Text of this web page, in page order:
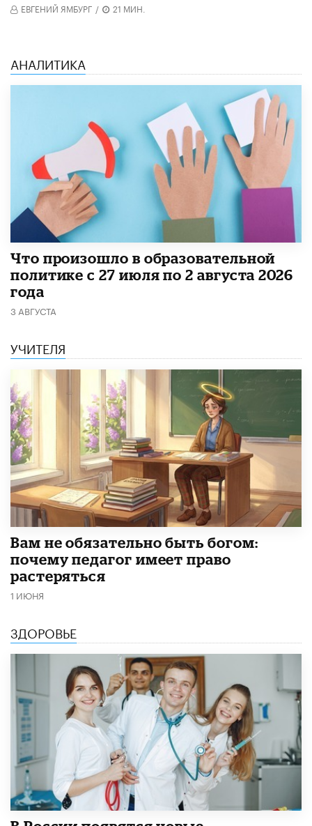
ЕВГЕНИЙ ЯМБУРГ / 21 МИН.
АНАЛИТИКА
​Что произошло в образовательной
политике с 27 июля по 2 августа 2026
года
3 АВГУСТА
УЧИТЕЛЯ
​Вам не обязательно быть богом:
почему педагог имеет право
растеряться
1 ИЮНЯ
ЗДОРОВЬЕ